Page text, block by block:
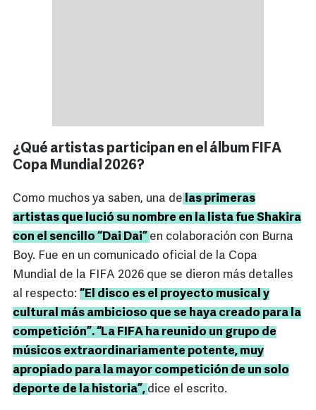
¿Qué artistas participan en el álbum FIFA
Copa Mundial 2026?
Como muchos ya saben, una de las primeras
artistas que lució su nombre en la lista fue Shakira
con el sencillo “Dai Dai” en colaboración con Burna
Boy. Fue en un comunicado oficial de la Copa
Mundial de la FIFA 2026 que se dieron más detalles
al respecto: “El disco es el proyecto musical y
cultural más ambicioso que se haya creado para la
competición”. “La FIFA ha reunido un grupo de
músicos extraordinariamente potente, muy
apropiado para la mayor competición de un solo
deporte de la historia”, dice el escrito.